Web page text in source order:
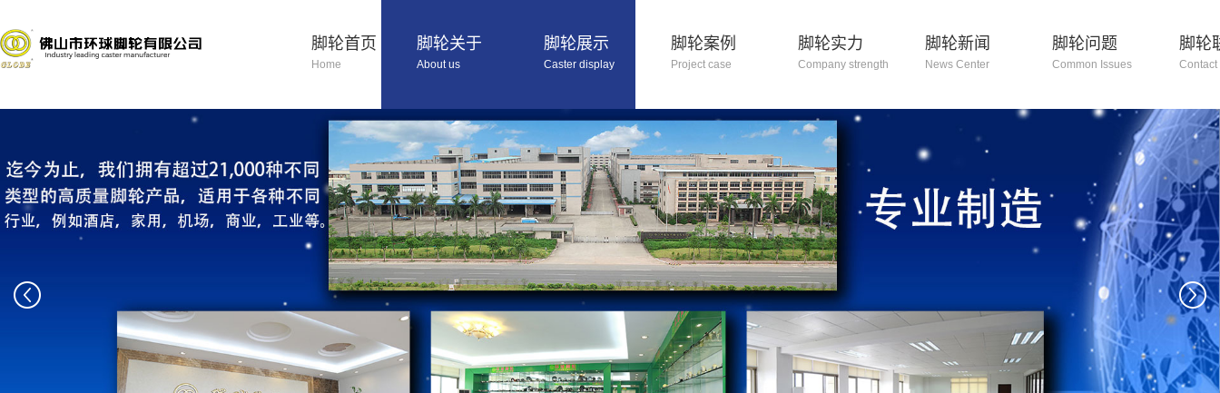
脚轮首页
Home
脚轮关于
About us
脚轮展示
Caster display
脚轮案例
Project case
脚轮实力
Company strength
脚轮新闻
News Center
脚轮问题
Common Issues
脚轮
Contact